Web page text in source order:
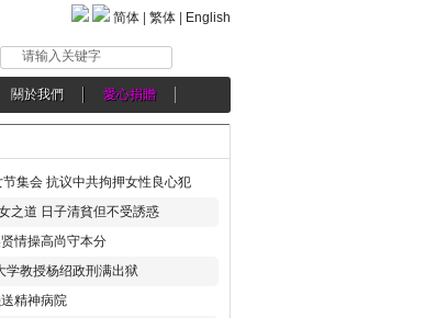
简体 繁体 English
请输入关键字
關於我們 愛心捐贈
集会 抗议中共拘押女性良心犯
之道 日子清貧但不受誘惑
情操高尚守本分
学教授杨绍政刑满出狱
精神病院